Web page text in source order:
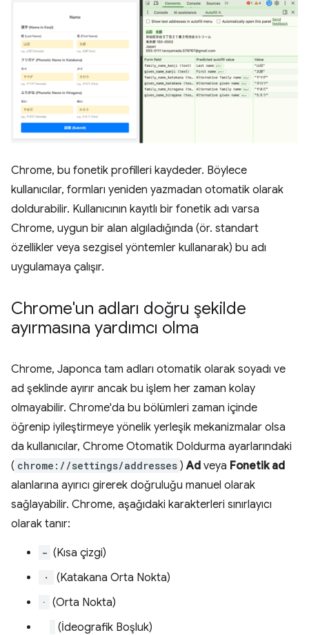
Chrome, bu fonetik profilleri kaydeder. Böylece
kullanıcılar, formları yeniden yazmadan otomatik olarak
doldurabilir. Kullanıcının kayıtlı bir fonetik adı varsa
Chrome, uygun bir alan algıladığında (ör. standart
özellikler veya sezgisel yöntemler kullanarak) bu adı
uygulamaya çalışır.
Chrome'un adları doğru şekilde
ayırmasına yardımcı olma
Chrome, Japonca tam adları otomatik olarak soyadı ve
ad şeklinde ayırır ancak bu işlem her zaman kolay
olmayabilir. Chrome'da bu bölümleri zaman içinde
öğrenip iyileştirmeye yönelik yerleşik mekanizmalar olsa
da kullanıcılar, Chrome Otomatik Doldurma ayarlarındaki
( chrome://settings/addresses )Ad veya Fonetik ad
alanlarına ayırıcı girerek doğruluğu manuel olarak
sağlayabilir. Chrome, aşağıdaki karakterleri sınırlayıcı
olarak tanır:
- (Kısa çizgi)
・ (Katakana Orta Nokta)
· (Orta Nokta)
(İdeografik Boşluk)